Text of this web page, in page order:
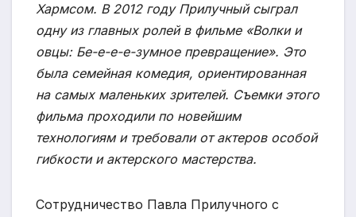
Хармсом. В 2012 году Прилучный сыграл
одну из главных ролей в фильме «Волки и
овцы: Бе-е-е-е-зумное превращение». Это
была семейная комедия, ориентированная
на самых маленьких зрителей. Съемки этого
фильма проходили по новейшим
технологиям и требовали от актеров особой
гибкости и актерского мастерства.
Сотрудничество Павла Прилучного с